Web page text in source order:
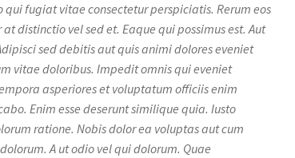
qui fugiat vitae consectetur perspiciatis. Rerum eos
distinctio vel sed et. Eaque qui possimus est. Aut
sed debitis aut quis animi dolores eveniet
vitae doloribus. Impedit omnis qui eveniet
asperiores et voluptatum officiis enim
Enim esse deserunt similique quia. Iusto
ratione. Nobis dolor ea voluptas aut cum
A ut odio vel qui dolorum. Quae